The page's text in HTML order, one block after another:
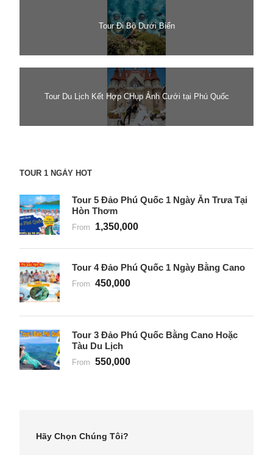
Tour Đi Bộ Dưới Biển
Tour Du Lịch Kết Hợp CHụp Ảnh Cưới tại Phú Quốc
TOUR 1 NGÀY HOT
Tour 5 Đảo Phú Quốc 1 Ngày Ăn Trưa Tại
Hòn Thơm
From 1,350,000
Tour 4 Đảo Phú Quốc 1 Ngày Bằng Cano
From 450,000
Tour 3 Đảo Phú Quốc Bằng Cano Hoặc
Tàu Du Lịch
From 550,000
Hãy Chọn Chúng Tôi?